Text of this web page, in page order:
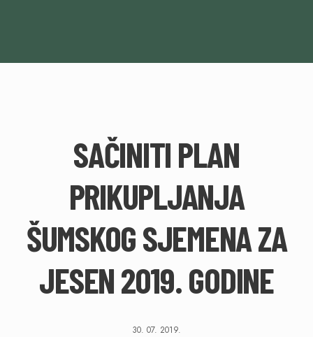
SAČINITI PLAN
PRIKUPLJANJA
ŠUMSKOG SJEMENA ZA
JESEN 2019. GODINE
30. 07. 2019.